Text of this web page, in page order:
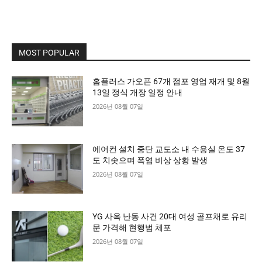
MOST POPULAR
홈플러스 가오픈 67개 점포 영업 재개 및 8월
13일 정식 개장 일정 안내
2026년 08월 07일
에어컨 설치 중단 교도소 내 수용실 온도 37
도 치솟으며 폭염 비상 상황 발생
2026년 08월 07일
YG 사옥 난동 사건 20대 여성 골프채로 유리
문 가격해 현행범 체포
2026년 08월 07일